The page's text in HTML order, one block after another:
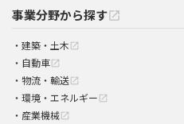
事業分野から探すopen_in_new
建築・土木 open_in_new
自動車 open_in_new
物流・輸送 open_in_new
環境・エネルギー open_in_new
産業機械 open_in_new